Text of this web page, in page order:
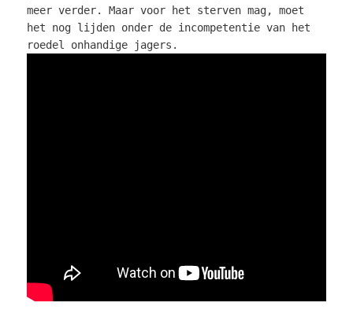
meer verder. Maar voor het sterven mag, moet
het nog lijden onder de incompetentie van het
roedel onhandige jagers.